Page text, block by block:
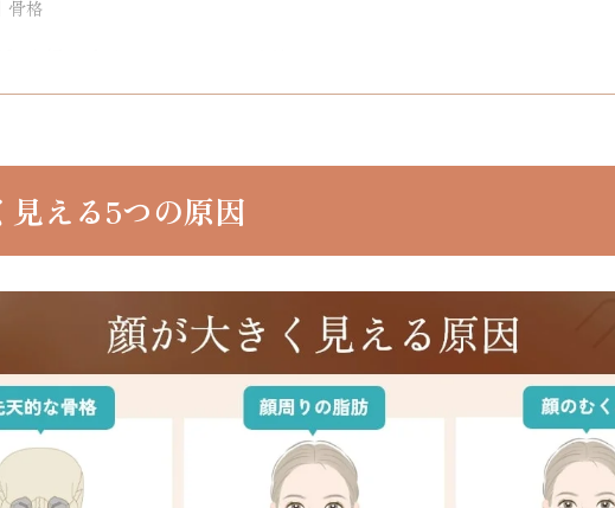
骨格
の注意点と限界
エルサ）とは？最新の脂肪吸引でダウンタイムを最小限に
エルサ）とVASER（ベイザー）との違い
でLSSA（エルサ）が選ばれる理由
LSSA（エルサ）の症例を紹介
肪吸引＋糸リフト＋ヒアルロン酸注入＋ボトックス注射の症例
見える5つの原因